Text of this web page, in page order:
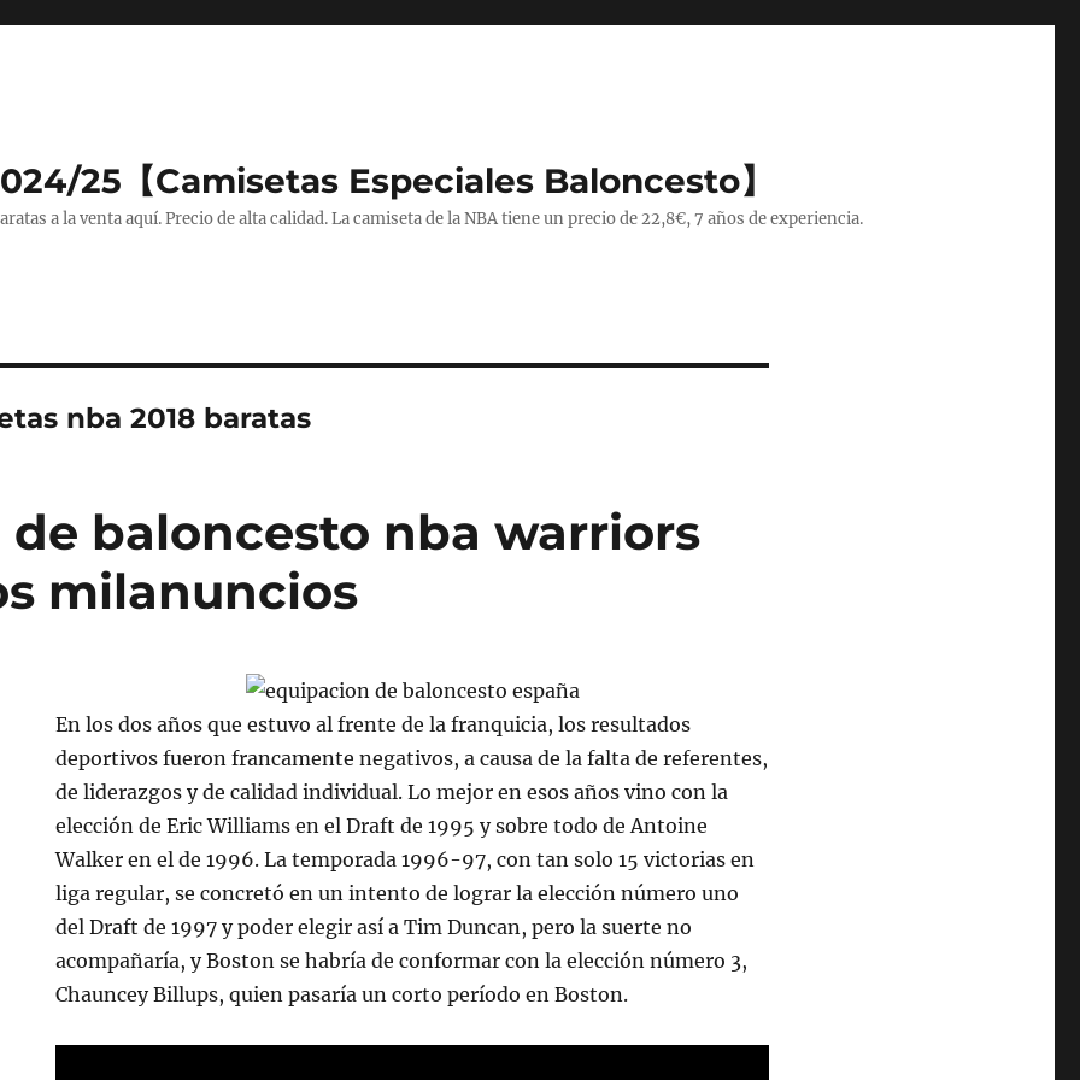
25【Camisetas Especiales Baloncesto】
a la venta aquí. Precio de alta calidad. La camiseta de la NBA tiene un precio de 22,8€, 7 años de experiencia.
nba 2018 baratas
baloncesto nba warriors
milanuncios
En los dos años que estuvo al frente de la franquicia, los resultados
deportivos fueron francamente negativos, a causa de la falta de referentes,
de liderazgos y de calidad individual. Lo mejor en esos años vino con la
elección de Eric Williams en el Draft de 1995 y sobre todo de Antoine
Walker en el de 1996. La temporada 1996-97, con tan solo 15 victorias en
liga regular, se concretó en un intento de lograr la elección número uno
del Draft de 1997 y poder elegir así a Tim Duncan, pero la suerte no
acompañaría, y Boston se habría de conformar con la elección número 3,
Chauncey Billups, quien pasaría un corto período en Boston.